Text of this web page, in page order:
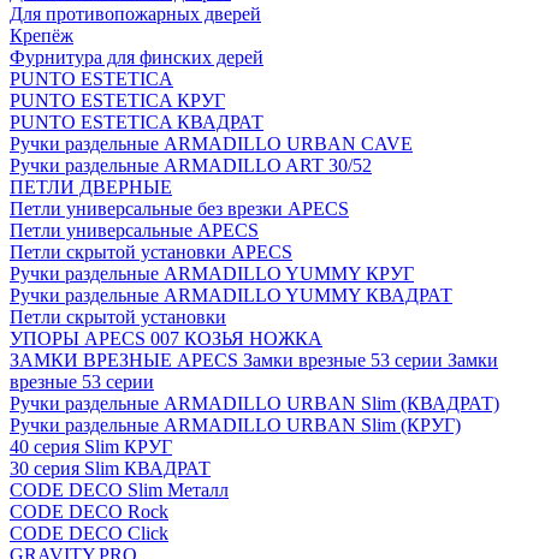
Для противопожарных дверей
Крепёж
Фурнитура для финских дерей
PUNTO ESTETICA
PUNTO ESTETICA КРУГ
PUNTO ESTETICA КВАДРАТ
Ручки раздельные ARMADILLO URBAN CAVE
Ручки раздельные ARMADILLO ART 30/52
ПЕТЛИ ДВЕРНЫЕ
Петли универсальные без врезки APECS
Петли универсальные APECS
Петли скрытой установки APECS
Ручки раздельные ARMADILLO YUMMY КРУГ
Ручки раздельные ARMADILLO YUMMY КВАДРАТ
Петли скрытой установки
УПОРЫ APECS 007 КОЗЬЯ НОЖКА
ЗАМКИ ВРЕЗНЫЕ APECS Замки врезные 53 серии Замки
врезные 53 серии
Ручки раздельные ARMADILLO URBAN Slim (КВАДРАТ)
Ручки раздельные ARMADILLO URBAN Slim (КРУГ)
40 серия Slim КРУГ
30 серия Slim КВАДРАТ
CODE DECO Slim Металл
CODE DECO Rock
CODE DECO Click
GRAVITY.PRO